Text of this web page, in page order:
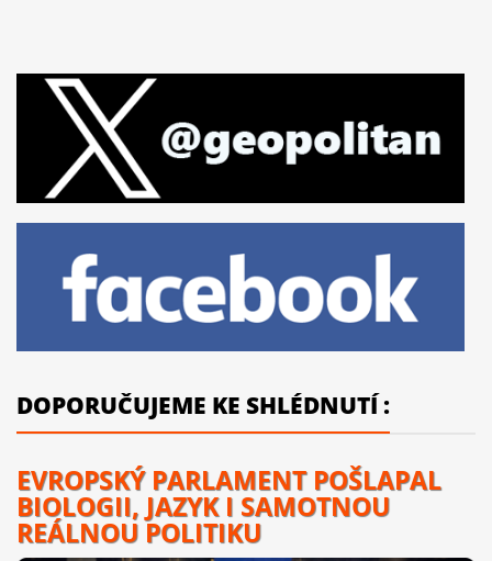
DOPORUČUJEME KE SHLÉDNUTÍ :
EVROPSKÝ PARLAMENT POŠLAPAL
BIOLOGII, JAZYK I SAMOTNOU
REÁLNOU POLITIKU